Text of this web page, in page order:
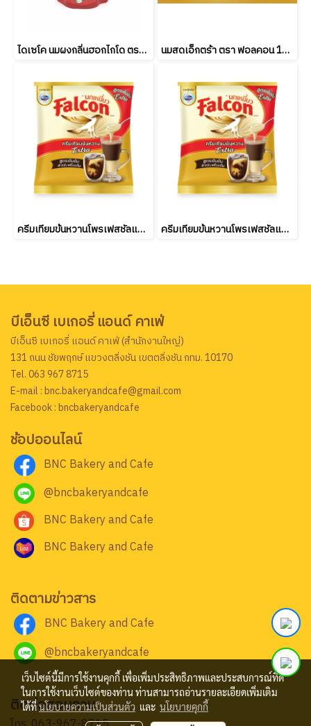
ไดเซโค นมผงกลิ่นฮอกไกโด ตรา เมจิ Meiji Hokkaido Milk Favoured Milk Powder 480 g. นมสดเอ็กตร้า ตรา ฟอลคอน 1000 มล. Falcon Extra fresh milk 1000 ml. (ยกลัง 12 ชิ้น )
ครีมเทียมข้นหวานโพรเฟสชัลแนล ตรา ฟอลคอน 2กก. Falcon Sweetened Condensed Non-dairy Creamer 2 Kg. (ยกลัง 12 ชิ้น ) ครีมเทียมข้นหวานโพรเฟสชัลแนล ตรา ฟอลคอน 2กก. Falcon Sweetened Condensed Non-dairy Creamer 2 Kg.
บีเอ็นซี เบเกอรี่ แอนด์ คาเฟ่
บีเอ็นซี เบเกอรี่ แอนด์ คาเฟ่ (สำนักงานใหญ่)
131 ถนน ชัยพฤกษ์ แขวงตลิ่งชัน เขตตลิ่งชัน กทม. 10170
Tel. 063 967 8715
E-mail : bnc.bakeryandcafe@gmail.com
Facebook : bncbakeryandcafe
ช้อปออนไลน์
BNC Bakery and Cafe
@bncbakeryandcafe
BNC Bakery and Cafe
BNC Bakery and Cafe
ติดตามข่าวสาร
BNC Bakery and Cafe
@bncbakeryandcafe
ติดต่อสอบถาม
เว็บไซต์นี้มีการใช้งานคุกกี้ เพื่อเพิ่มประสิทธิภาพและประสบการณ์ที่ดี
ในการใช้งานเว็บไซต์ของท่าน ท่านสามารถอ่านรายละเอียดเพิ่มเติม
ได้ที่นโยบายความเป็นส่วนตัว และ นโยบายคุกกี้